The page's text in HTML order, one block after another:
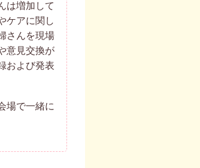
は増加して
ケアに関し
さんを現場
意見交換が
および発表
場で一緒に